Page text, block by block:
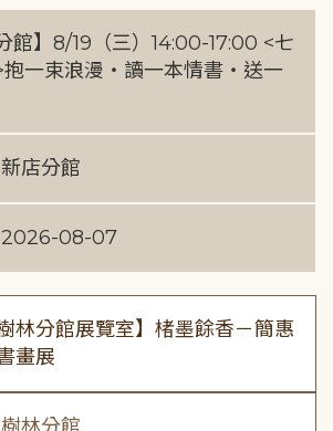
館】8/19（三）14:00-17:00 <七
抱一束浪漫・讀一本情書・送一
新店分館
2026-08-07
樹林分館展覽室】楮墨餘香－簡惠
畫展